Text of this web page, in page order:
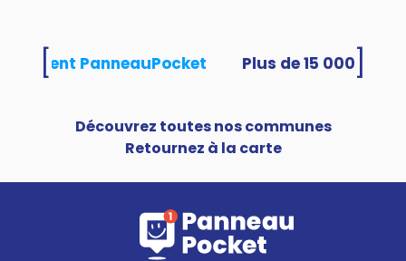
PanneauPocket
Découvrez toutes nos communes
Retournez à la carte